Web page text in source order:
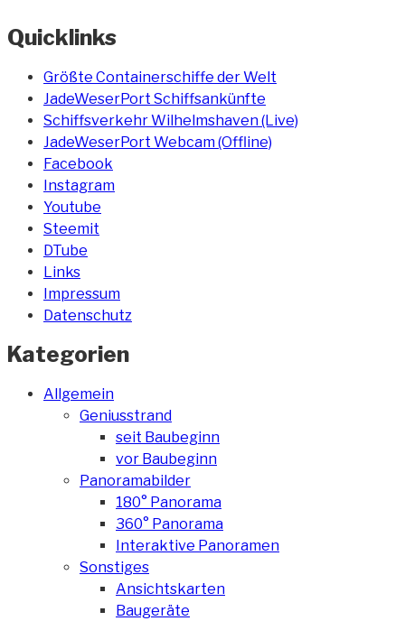
One“
Quicklinks
Größte Containerschiffe der Welt
JadeWeserPort Schiffsankünfte
Schiffsverkehr Wilhelmshaven (Live)
JadeWeserPort Webcam (Offline)
Facebook
Instagram
Youtube
Steemit
DTube
Links
Impressum
Datenschutz
Kategorien
Allgemein
Geniusstrand
seit Baubeginn
vor Baubeginn
Panoramabilder
180° Panorama
360° Panorama
Interaktive Panoramen
Sonstiges
Ansichtskarten
Baugeräte